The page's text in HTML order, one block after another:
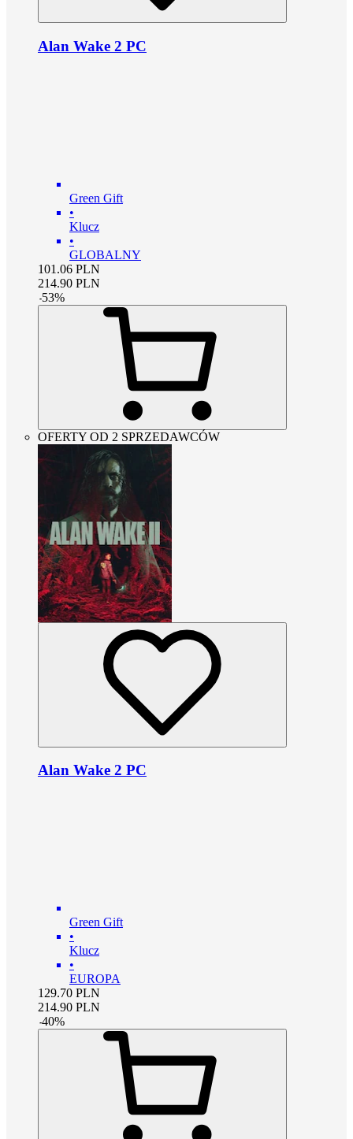
Alan Wake 2 PC
Green Gift
•
Klucz
•
GLOBALNY
101.06 PLN
214.90 PLN
-53%
OFERTY OD 2 SPRZEDAWCÓW
Alan Wake 2 PC
Green Gift
•
Klucz
•
EUROPA
129.70 PLN
214.90 PLN
-40%